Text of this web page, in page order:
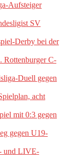
Aufsteiger
SV
Derby bei der
Rottenburger C-
Duell gegen
acht
mit 0:3 gegen
gegen U19-
und LIVE-